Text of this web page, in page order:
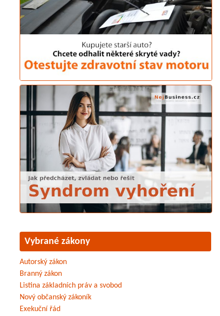
Vybrané zákony
Autorský zákon
Branný zákon
Listina základních práv a svobod
Nový občanský zákoník
Exekuční řád